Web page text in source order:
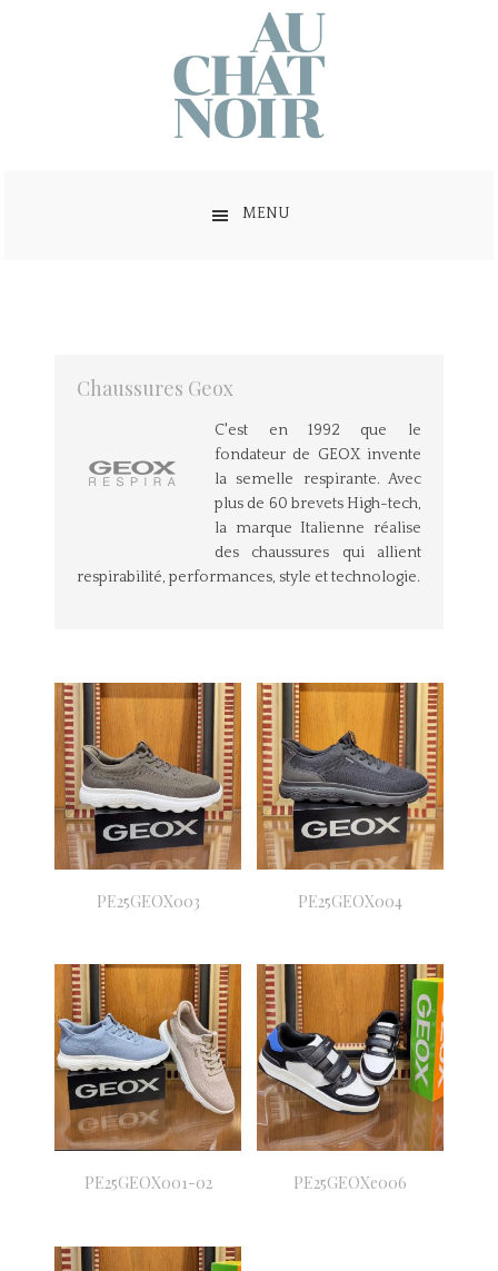
MENU
Chaussures Geox
C'est en 1992 que le
fondateur de GEOX invente
la semelle respirante. Avec
plus de 60 brevets High-tech,
la marque Italienne réalise
des chaussures qui allient
respirabilité, performances, style et technologie.
PE25GEOX003 PE25GEOX004
PE25GEOX001-02 PE25GEOXe006